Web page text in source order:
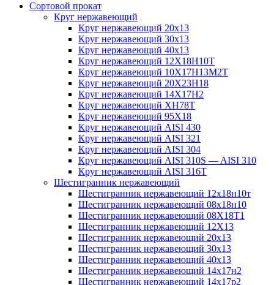
Сортовой прокат
Круг нержавеющий
Круг нержавеющий 20х13
Круг нержавеющий 30х13
Круг нержавеющий 40х13
Круг нержавеющий 12Х18Н10Т
Круг нержавеющий 10Х17Н13М2T
Круг нержавеющий 20Х23Н18
Круг нержавеющий 14Х17Н2
Круг нержавеющий ХН78Т
Круг нержавеющий 95Х18
Круг нержавеющий AISI 430
Круг нержавеющий AISI 321
Круг нержавеющий AISI 304
Круг нержавеющий AISI 310S — AISI 310
Круг нержавеющий AISI 316T
Шестигранник нержавеющий
Шестигранник нержавеющий 12х18н10т
Шестигранник нержавеющий 08х18н10
Шестигранник нержавеющий 08Х18Т1
Шестигранник нержавеющий 12Х13
Шестигранник нержавеющий 20х13
Шестигранник нержавеющий 30х13
Шестигранник нержавеющий 40х13
Шестигранник нержавеющий 14х17н2
Шестигранник нержавеющий 14х17р2